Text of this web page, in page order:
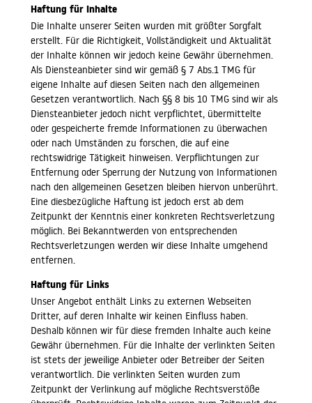
Haftung für Inhalte
Die Inhalte unserer Seiten wurden mit größter Sorgfalt
erstellt. Für die Richtigkeit, Vollständigkeit und Aktualität
der Inhalte können wir jedoch keine Gewähr übernehmen.
Als Diensteanbieter sind wir gemäß § 7 Abs.1 TMG für
eigene Inhalte auf diesen Seiten nach den allgemeinen
Gesetzen verantwortlich. Nach §§ 8 bis 10 TMG sind wir als
Diensteanbieter jedoch nicht verpflichtet, übermittelte
oder gespeicherte fremde Informationen zu überwachen
oder nach Umständen zu forschen, die auf eine
rechtswidrige Tätigkeit hinweisen. Verpflichtungen zur
Entfernung oder Sperrung der Nutzung von Informationen
nach den allgemeinen Gesetzen bleiben hiervon unberührt.
Eine diesbezügliche Haftung ist jedoch erst ab dem
Zeitpunkt der Kenntnis einer konkreten Rechtsverletzung
möglich. Bei Bekanntwerden von entsprechenden
Rechtsverletzungen werden wir diese Inhalte umgehend
entfernen.
Haftung für Links
Unser Angebot enthält Links zu externen Webseiten
Dritter, auf deren Inhalte wir keinen Einfluss haben.
Deshalb können wir für diese fremden Inhalte auch keine
Gewähr übernehmen. Für die Inhalte der verlinkten Seiten
ist stets der jeweilige Anbieter oder Betreiber der Seiten
verantwortlich. Die verlinkten Seiten wurden zum
Zeitpunkt der Verlinkung auf mögliche Rechtsverstöße